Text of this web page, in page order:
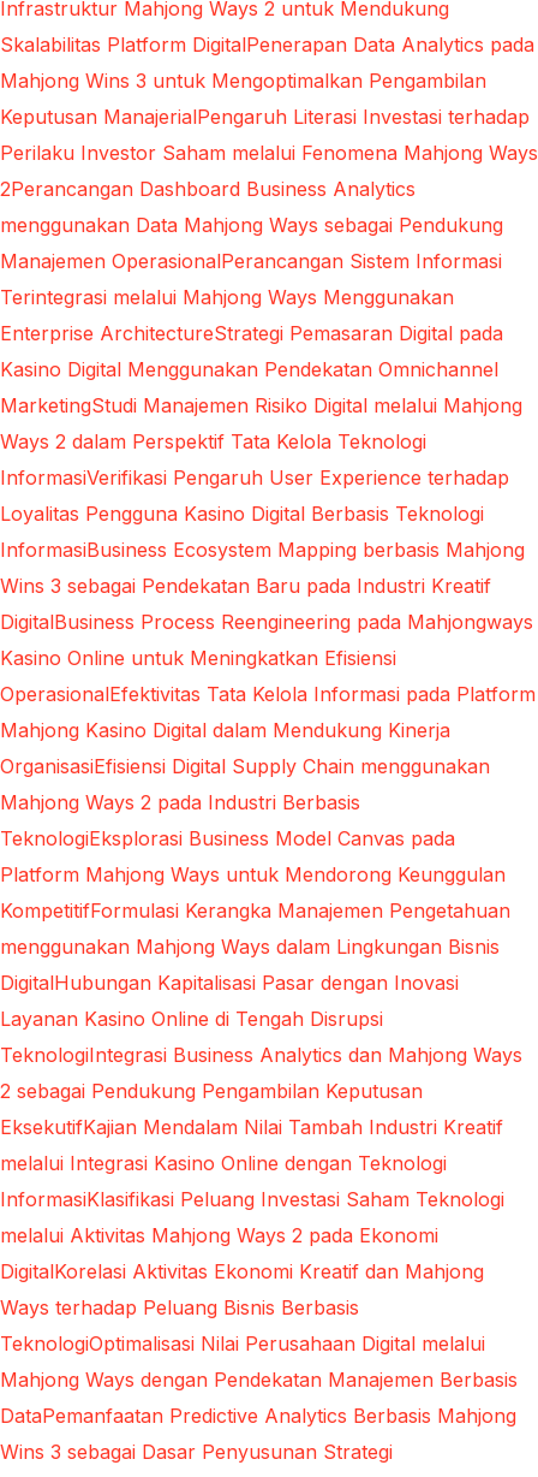
Infrastruktur Mahjong Ways 2 untuk Mendukung
Skalabilitas Platform DigitalPenerapan Data Analytics pada
Mahjong Wins 3 untuk Mengoptimalkan Pengambilan
Keputusan ManajerialPengaruh Literasi Investasi terhadap
Perilaku Investor Saham melalui Fenomena Mahjong Ways
2Perancangan Dashboard Business Analytics
menggunakan Data Mahjong Ways sebagai Pendukung
Manajemen OperasionalPerancangan Sistem Informasi
Terintegrasi melalui Mahjong Ways Menggunakan
Enterprise ArchitectureStrategi Pemasaran Digital pada
Kasino Digital Menggunakan Pendekatan Omnichannel
MarketingStudi Manajemen Risiko Digital melalui Mahjong
Ways 2 dalam Perspektif Tata Kelola Teknologi
InformasiVerifikasi Pengaruh User Experience terhadap
Loyalitas Pengguna Kasino Digital Berbasis Teknologi
InformasiBusiness Ecosystem Mapping berbasis Mahjong
Wins 3 sebagai Pendekatan Baru pada Industri Kreatif
DigitalBusiness Process Reengineering pada Mahjongways
Kasino Online untuk Meningkatkan Efisiensi
OperasionalEfektivitas Tata Kelola Informasi pada Platform
Mahjong Kasino Digital dalam Mendukung Kinerja
OrganisasiEfisiensi Digital Supply Chain menggunakan
Mahjong Ways 2 pada Industri Berbasis
TeknologiEksplorasi Business Model Canvas pada
Platform Mahjong Ways untuk Mendorong Keunggulan
KompetitifFormulasi Kerangka Manajemen Pengetahuan
menggunakan Mahjong Ways dalam Lingkungan Bisnis
DigitalHubungan Kapitalisasi Pasar dengan Inovasi
Layanan Kasino Online di Tengah Disrupsi
TeknologiIntegrasi Business Analytics dan Mahjong Ways
2 sebagai Pendukung Pengambilan Keputusan
EksekutifKajian Mendalam Nilai Tambah Industri Kreatif
melalui Integrasi Kasino Online dengan Teknologi
InformasiKlasifikasi Peluang Investasi Saham Teknologi
melalui Aktivitas Mahjong Ways 2 pada Ekonomi
DigitalKorelasi Aktivitas Ekonomi Kreatif dan Mahjong
Ways terhadap Peluang Bisnis Berbasis
TeknologiOptimalisasi Nilai Perusahaan Digital melalui
Mahjong Ways dengan Pendekatan Manajemen Berbasis
DataPemanfaatan Predictive Analytics Berbasis Mahjong
Wins 3 sebagai Dasar Penyusunan Strategi